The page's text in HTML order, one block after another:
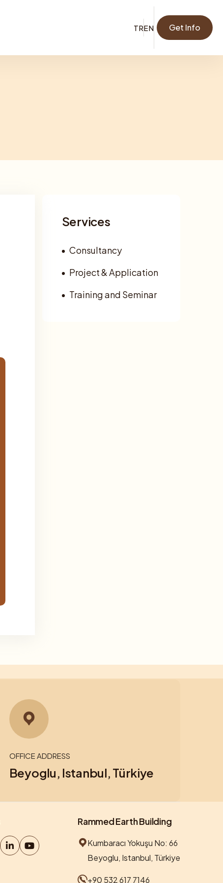
TREN Get Info
Services
Consultancy
Project & Application
Training and Seminar
OFFICE ADDRESS
Beyoglu, Istanbul, Türkiye
Rammed Earth Building
Kumbaracı Yokuşu No: 66
Beyoglu, Istanbul, Türkiye
+90 532 617 7146